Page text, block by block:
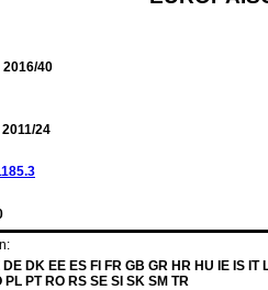
40
24
DK EE ES FI FR GB GR HR HU IE IS IT
PL PT RO RS SE SI SK SM TR